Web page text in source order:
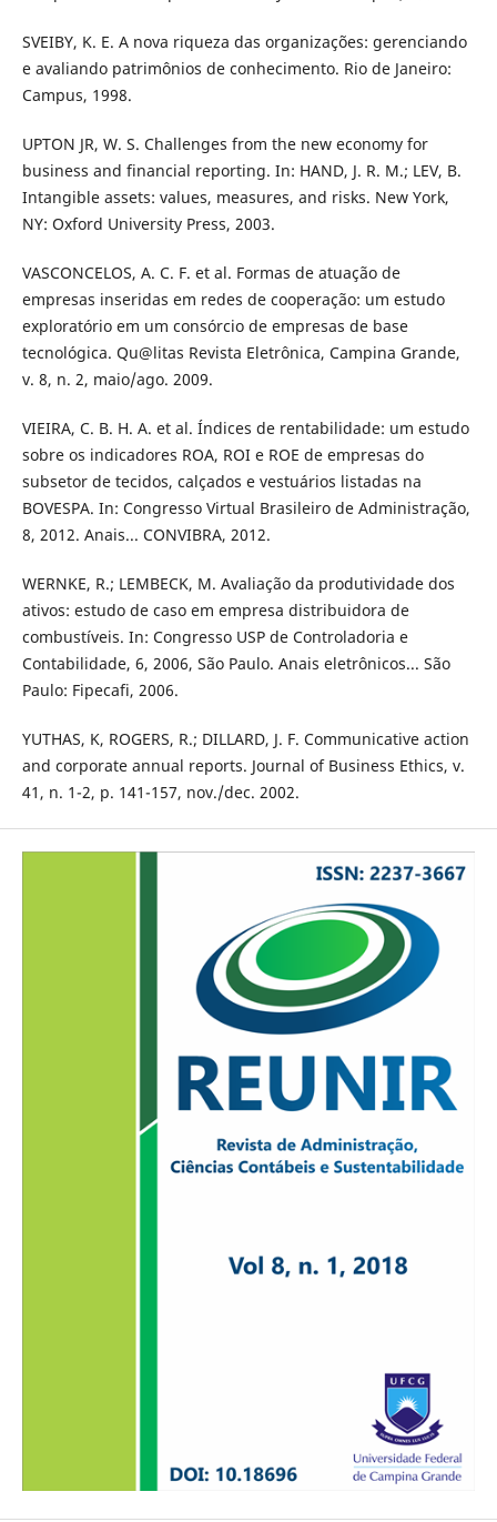
SVEIBY, K. E. A nova riqueza das organizações: gerenciando
e avaliando patrimônios de conhecimento. Rio de Janeiro:
Campus, 1998.
UPTON JR, W. S. Challenges from the new economy for
business and financial reporting. In: HAND, J. R. M.; LEV, B.
Intangible assets: values, measures, and risks. New York,
NY: Oxford University Press, 2003.
VASCONCELOS, A. C. F. et al. Formas de atuação de
empresas inseridas em redes de cooperação: um estudo
exploratório em um consórcio de empresas de base
tecnológica. Qu@litas Revista Eletrônica, Campina Grande,
v. 8, n. 2, maio/ago. 2009.
VIEIRA, C. B. H. A. et al. Índices de rentabilidade: um estudo
sobre os indicadores ROA, ROI e ROE de empresas do
subsetor de tecidos, calçados e vestuários listadas na
BOVESPA. In: Congresso Virtual Brasileiro de Administração,
8, 2012. Anais... CONVIBRA, 2012.
WERNKE, R.; LEMBECK, M. Avaliação da produtividade dos
ativos: estudo de caso em empresa distribuidora de
combustíveis. In: Congresso USP de Controladoria e
Contabilidade, 6, 2006, São Paulo. Anais eletrônicos... São
Paulo: Fipecafi, 2006.
YUTHAS, K, ROGERS, R.; DILLARD, J. F. Communicative action
and corporate annual reports. Journal of Business Ethics, v.
41, n. 1-2, p. 141-157, nov./dec. 2002.